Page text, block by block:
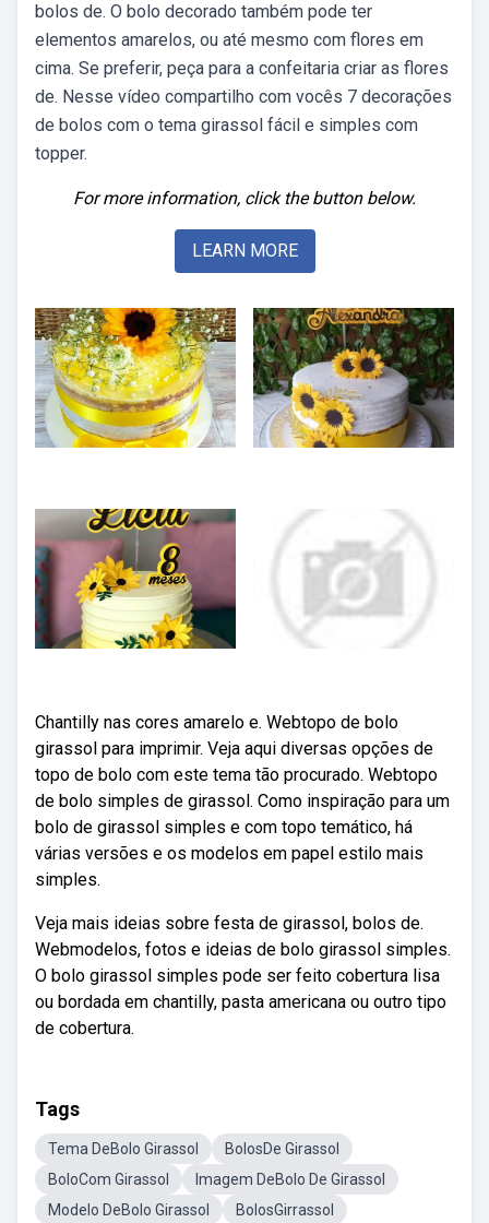
bolos de. O bolo decorado também pode ter
elementos amarelos, ou até mesmo com flores em
cima. Se preferir, peça para a confeitaria criar as flores
de. Nesse vídeo compartilho com vocês 7 decorações
de bolos com o tema girassol fácil e simples com
topper.
For more information, click the button below.
LEARN MORE
Chantilly nas cores amarelo e. Webtopo de bolo
girassol para imprimir. Veja aqui diversas opções de
topo de bolo com este tema tão procurado. Webtopo
de bolo simples de girassol. Como inspiração para um
bolo de girassol simples e com topo temático, há
várias versões e os modelos em papel estilo mais
simples.
Veja mais ideias sobre festa de girassol, bolos de.
Webmodelos, fotos e ideias de bolo girassol simples.
O bolo girassol simples pode ser feito cobertura lisa
ou bordada em chantilly, pasta americana ou outro tipo
de cobertura.
Tags
Tema DeBolo Girassol
BolosDe Girassol
BoloCom Girassol
Imagem DeBolo De Girassol
Modelo DeBolo Girassol
BolosGirrassol